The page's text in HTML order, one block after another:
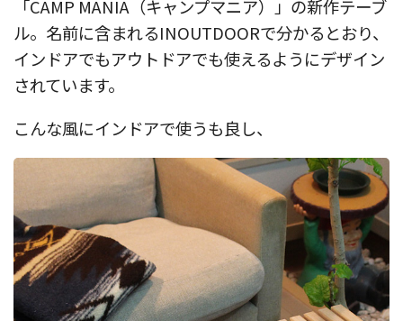
「CAMP MANIA（キャンプマニア）」の新作テーブ
ル。名前に含まれるINOUTDOORで分かるとおり、
インドアでもアウトドアでも使えるようにデザイン
されています。
こんな風にインドアで使うも良し、